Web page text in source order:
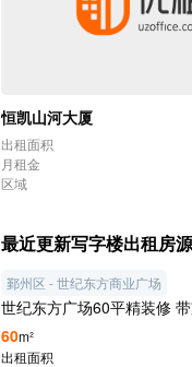
恒凯山河大厦
出租面积
月租金
区域
最近更新写字楼出租房源
鄞州区 - 世纪东方商业广场
世纪东方广场60平精装修
60m²
出租面积